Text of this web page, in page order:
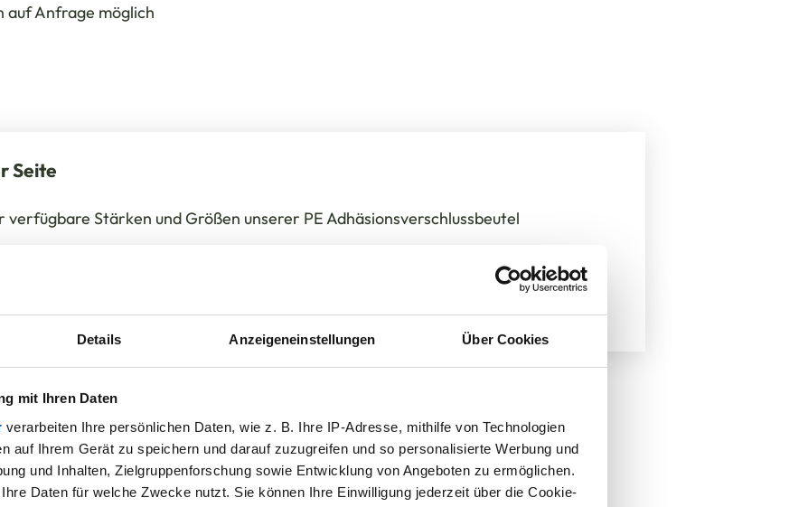
Details Anzeigeneinstellungen Über Cookies
mit Ihren Daten
verarbeiten Ihre persönlichen Daten, wie z. B. Ihre IP-Adresse, mithilfe von Technologien
auf Ihrem Gerät zu speichern und darauf zuzugreifen und so personalisierte Werbung und
und Inhalten, Zielgruppenforschung sowie Entwicklung von Angeboten zu ermöglichen.
Daten für welche Zwecke nutzt. Sie können Ihre Einwilligung jederzeit über die Cookie-
auf Anfrage möglich
Seite
verfügbare Stärken und Größen unserer PE Adhäsionsverschlussbeutel
für Sie